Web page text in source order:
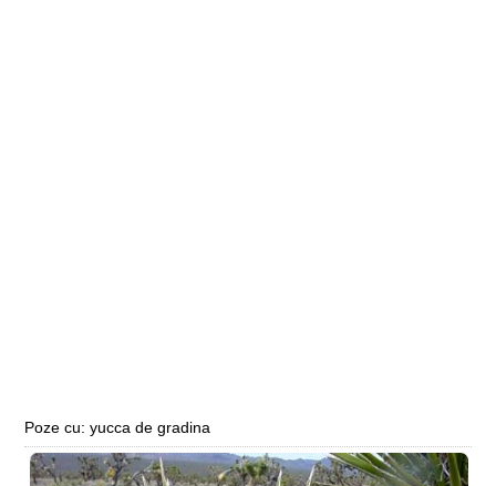
Poze cu: yucca de gradina